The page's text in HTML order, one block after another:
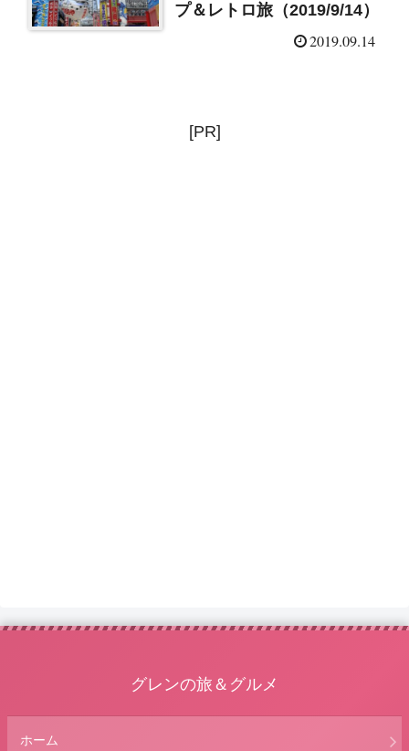
プ＆レトロ旅（2019/9/14）
2019.09.14
[PR]
グレンの旅＆グルメ
ホーム